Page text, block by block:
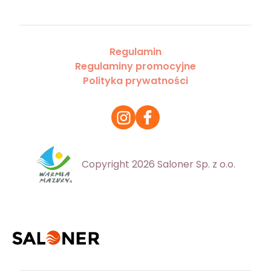
Regulamin
Regulaminy promocyjne
Polityka prywatności
Copyright 2026 Saloner Sp. z o.o.